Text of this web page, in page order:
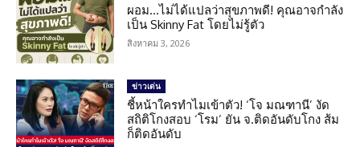
ผอม…ไม่ได้แปลว่าสุขภาพดี! คุณอาจกำลัง
เป็น Skinny Fat โดยไม่รู้ตัว
สิงหาคม 3, 2026
ข่าวเด่น
ชี้หน้าใครทำไมเข้าตัว! ‘โจ มณฑานี’ งัด
สถิติโกงสอบ ‘โรม’ ยัน จ.ติดอันดับโกง ส้ม
ก็ติดอันดับ